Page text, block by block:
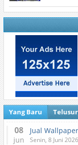
Yang Baru
08
jun
Jual
Senin, 8 Juni